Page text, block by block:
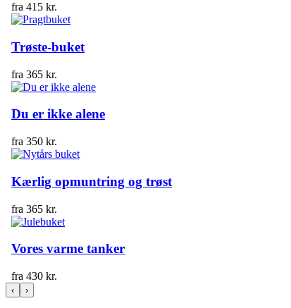
fra 415 kr.
Trøste-buket
fra 365 kr.
Du er ikke alene
fra 350 kr.
Kærlig opmuntring og trøst
fra 365 kr.
Vores varme tanker
fra 430 kr.
‹ ›